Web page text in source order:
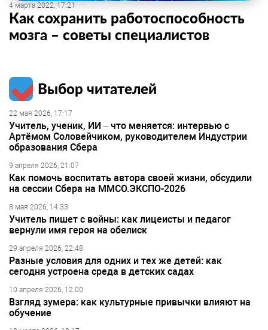
4 марта 2022, 17:21
Как сохранить работоспособность
мозга – советы специалистов
Выбор читателей
22 мая 2026, 17:17
Учитель, ученик, ИИ – что меняется: интервью с
Артёмом Соловейчиком, руководителем Индустрии
образования Сбера
9 апреля 2026, 21:07
Как помочь воспитать автора своей жизни, обсудили
на сессии Сбера на ММСО.ЭКСПО-2026
8 мая 2026, 14:33
Учитель пишет с войны: как лицеисты и педагог
вернули имя героя на обелиск
29 апреля 2026, 22:48
Разные условия для одних и тех же детей: как
сегодня устроена среда в детских садах
10 апреля 2026, 12:00
Взгляд зумера: как культурные привычки влияют на
обучение